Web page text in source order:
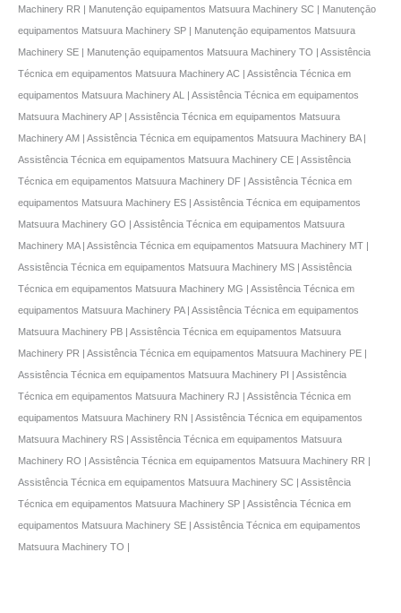
Machinery RR | Manutençāo equipamentos Matsuura Machinery SC | Manutençāo
equipamentos Matsuura Machinery SP | Manutençāo equipamentos Matsuura
Machinery SE | Manutençāo equipamentos Matsuura Machinery TO | Assistência
Técnica em equipamentos Matsuura Machinery AC | Assistência Técnica em
equipamentos Matsuura Machinery AL | Assistência Técnica em equipamentos
Matsuura Machinery AP | Assistência Técnica em equipamentos Matsuura
Machinery AM | Assistência Técnica em equipamentos Matsuura Machinery BA |
Assistência Técnica em equipamentos Matsuura Machinery CE | Assistência
Técnica em equipamentos Matsuura Machinery DF | Assistência Técnica em
equipamentos Matsuura Machinery ES | Assistência Técnica em equipamentos
Matsuura Machinery GO | Assistência Técnica em equipamentos Matsuura
Machinery MA | Assistência Técnica em equipamentos Matsuura Machinery MT |
Assistência Técnica em equipamentos Matsuura Machinery MS | Assistência
Técnica em equipamentos Matsuura Machinery MG | Assistência Técnica em
equipamentos Matsuura Machinery PA | Assistência Técnica em equipamentos
Matsuura Machinery PB | Assistência Técnica em equipamentos Matsuura
Machinery PR | Assistência Técnica em equipamentos Matsuura Machinery PE |
Assistência Técnica em equipamentos Matsuura Machinery PI | Assistência
Técnica em equipamentos Matsuura Machinery RJ | Assistência Técnica em
equipamentos Matsuura Machinery RN | Assistência Técnica em equipamentos
Matsuura Machinery RS | Assistência Técnica em equipamentos Matsuura
Machinery RO | Assistência Técnica em equipamentos Matsuura Machinery RR |
Assistência Técnica em equipamentos Matsuura Machinery SC | Assistência
Técnica em equipamentos Matsuura Machinery SP | Assistência Técnica em
equipamentos Matsuura Machinery SE | Assistência Técnica em equipamentos
Matsuura Machinery TO |